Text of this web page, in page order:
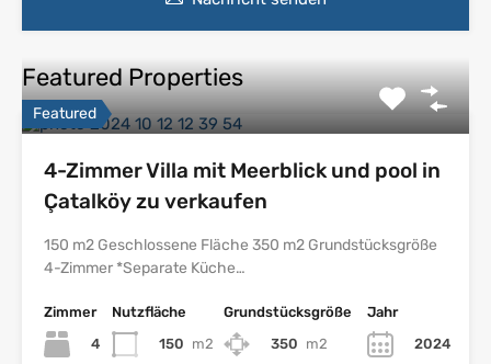
Featured Properties
Featured
4-Zimmer Villa mit Meerblick und pool in
Çatalköy zu verkaufen
150 m2 Geschlossene Fläche 350 m2 Grundstücksgröße
4-Zimmer *Separate Küche…
Zimmer
4
Nutzfläche
150 m2
Grundstücksgröße
350 m2
Jahr
2024